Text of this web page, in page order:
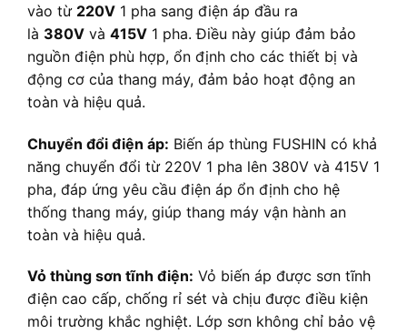
vào từ 220V 1 pha sang điện áp đầu ra
là 380V và 415V 1 pha. Điều này giúp đảm bảo
nguồn điện phù hợp, ổn định cho các thiết bị và
động cơ của thang máy, đảm bảo hoạt động an
toàn và hiệu quả.
Chuyển đổi điện áp: Biến áp thùng FUSHIN có khả
năng chuyển đổi từ 220V 1 pha lên 380V và 415V 1
pha, đáp ứng yêu cầu điện áp ổn định cho hệ
thống thang máy, giúp thang máy vận hành an
toàn và hiệu quả.
Vỏ thùng sơn tĩnh điện: Vỏ biến áp được sơn tĩnh
điện cao cấp, chống rỉ sét và chịu được điều kiện
môi trường khắc nghiệt. Lớp sơn không chỉ bảo vệ